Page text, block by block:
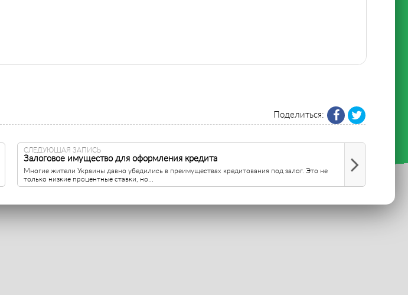
Поделиться:
СЛЕДУЮЩАЯ ЗАПИСЬ
Залоговое имущество для оформления кредита
Многие жители Украины давно убедились в преимуществах кредитования под залог. Это не
только низкие процентные ставки, но...